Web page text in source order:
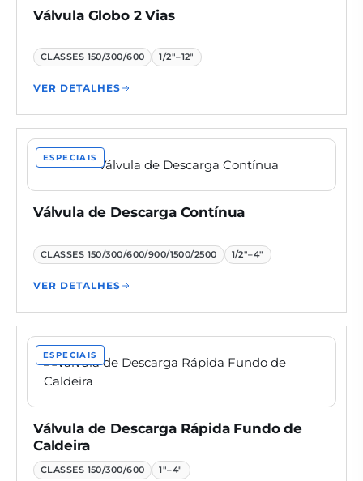
Válvula Globo 2 Vias
CLASSES 150/300/600 1/2"–12"
VER DETALHES
ESPECIAIS
Válvula de Descarga Contínua
CLASSES 150/300/600/900/1500/2500 1/2"–4"
VER DETALHES
ESPECIAIS
Válvula de Descarga Rápida Fundo de
Caldeira
CLASSES 150/300/600 1"–4"